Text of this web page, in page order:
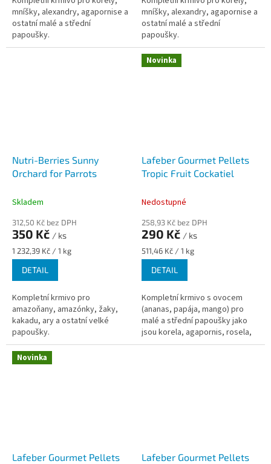
mníšky, alexandry, agapornise a
ostatní malé a střední
papoušky.
mníšky, alexandry, agapornise a
ostatní malé a střední
papoušky.
Nutri-Berries Sunny
Orchard for Parrots
Skladem
312,50 Kč bez DPH
350 Kč / ks
Měrná
cena:
1 232,39 Kč / 1 kg
DETAIL
Kompletní krmivo pro
amazoňany, amazónky, žaky,
kakadu, ary a ostatní velké
papoušky.
Novinka
Lafeber Gourmet Pellets
Tropic Fruit Cockatiel
Nedostupné
258,93 Kč bez DPH
290 Kč / ks
Měrná
cena:
511,46 Kč / 1 kg
DETAIL
Kompletní krmivo s ovocem
(ananas, papája, mango) pro
malé a střední papoušky jako
jsou korela, agapornis, rosela,
mníšek a podobné druhy.
Novinka
Lafeber Gourmet Pellets
Lafeber Gourmet Pellets